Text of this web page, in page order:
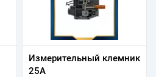
Измерительный клемник
25А